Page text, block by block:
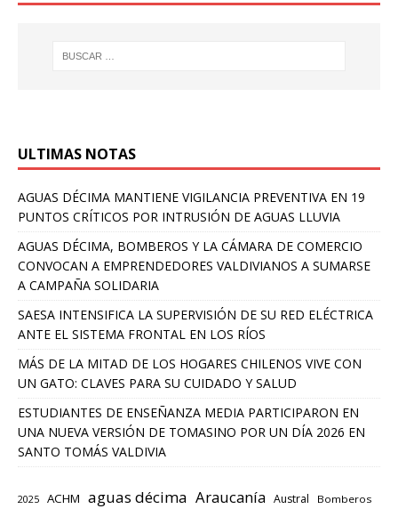
ULTIMAS NOTAS
AGUAS DÉCIMA MANTIENE VIGILANCIA PREVENTIVA EN 19
PUNTOS CRÍTICOS POR INTRUSIÓN DE AGUAS LLUVIA
AGUAS DÉCIMA, BOMBEROS Y LA CÁMARA DE COMERCIO
CONVOCAN A EMPRENDEDORES VALDIVIANOS A SUMARSE
A CAMPAÑA SOLIDARIA
SAESA INTENSIFICA LA SUPERVISIÓN DE SU RED ELÉCTRICA
ANTE EL SISTEMA FRONTAL EN LOS RÍOS
MÁS DE LA MITAD DE LOS HOGARES CHILENOS VIVE CON
UN GATO: CLAVES PARA SU CUIDADO Y SALUD
ESTUDIANTES DE ENSEÑANZA MEDIA PARTICIPARON EN
UNA NUEVA VERSIÓN DE TOMASINO POR UN DÍA 2026 EN
SANTO TOMÁS VALDIVIA
2025 ACHM aguas décima Araucanía Austral Bomberos